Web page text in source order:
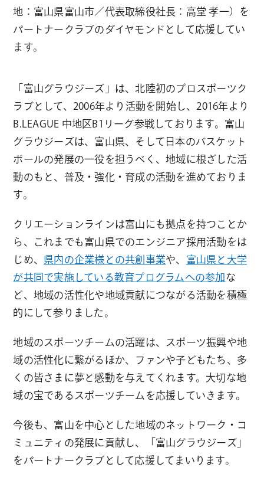
地：富山県富山市／代表取締役社長：高堂 孝一）を
パートナークラブのダイヤモンドとして応援してい
ます。
「富山グラウジーズ」は、北陸初のプロスポーツク
ラブとして、2006年より活動を開始し、2016年より
B.LEAGUE 中地区B1リーグ参戦しております。富山
グラウジーズは、富山県、そして日本のバスケット
ボールの発展の一役を担うべく、地域に根ざした活
動のもと、普及・強化・育成の活動を進めておりま
す。
クリエーションラインは富山にも拠点を持つことか
ら、これまでも富山県でのエンジニア採用活動をは
じめ、 県内の企業様との共創事業や、 富山県と大学
が共同で実施している教育プログラムへの参加 な
ど、地域の活性化や地域貢献につながる活動を積極
的にして参りました。
地域のスポーツチームの活躍は、スポーツ振興や地
域の活性化に繋がるほか、ファンや子どもたち、多
くの皆さまに夢と感動を与えてくれます。大切な地
域の宝であるスポーツチームを応援していきます。
今後も、富山を中心とした地域のネットワーク・コ
ミュニティの発展に貢献し、「富山グラウジーズ」
をパートナークラブとして応援してまいります。